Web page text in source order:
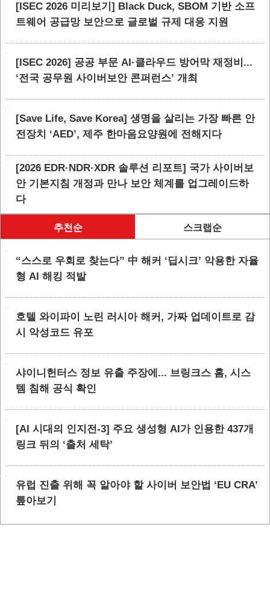
[ISEC 2026 미리보기] Black Duck, SBOM 기반 소프
트웨어 공급망 보안으로 글로벌 규제 대응 지원
[ISEC 2026] 공공 부문 AI·클라우드 방어막 재정비...
‘전국 공무원 사이버보안 콘퍼런스’ 개최
[Save Life, Save Korea] 생명을 살리는 가장 빠른 안
전장치 ‘AED’, 제주 한마음요양원에 전해지다
[2026 EDR·NDR·XDR 솔루션 리포트] 국가 사이버보
안 기본지침 개정과 만나 보안 체계를 업그레이드하
다
추천순 스크랩순
“스스로 우회로 찾는다” 中 해커 ‘딥시크’ 악용한 자율
형 AI 해킹 적발
호텔 와이파이 노린 러시아 해커, 가짜 업데이트로 감
시 악성코드 유포
샤이니헌터스 정보 유출 주장에... 브링크스 홈, 시스
템 침해 공식 확인
[AI 시대의 인지전-3] 주요 생성형 AI가 인용한 437개
링크 뒤의 ‘출처 세탁’
유럽 진출 위해 꼭 알아야 할 사이버 보안법 ‘EU CRA’
톺아보기